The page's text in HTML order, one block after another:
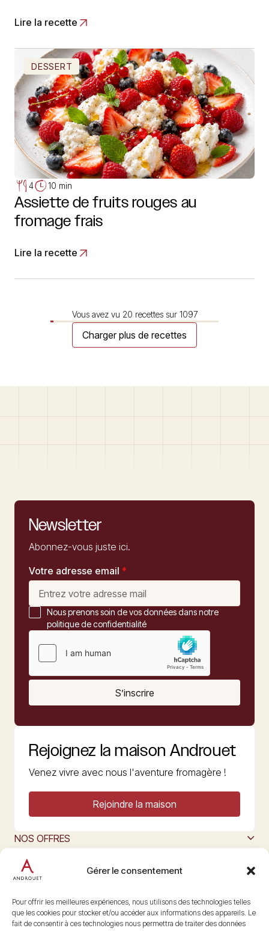
Gérer le consentement
Pour offrir les meilleures expériences, nous utilisons des technologies telles
que les cookies pour stocker et/ou accéder aux informations des appareils. Le
fait de consentir à ces technologies nous permettra de traiter des données
Lire la recette
DESSERT
4 10 min
Assiette de fruits rouges au
fromage frais
Lire la recette
Vous avez vu 20 recettes sur 1097
Charger plus de recettes
Newsletter
Abonnez-vous juste ici.
Votre adresse email *
Nous prenons soin de vos données dans notre
politique de confidentialité
S’inscrire
Rejoignez la maison Androuet
Venez vivre avec nous l'aventure fromagère !
Rejoindre la maison
NOS OFFRES
L’ART DU FROMAGE
Nous suivre
@maisonandrouet